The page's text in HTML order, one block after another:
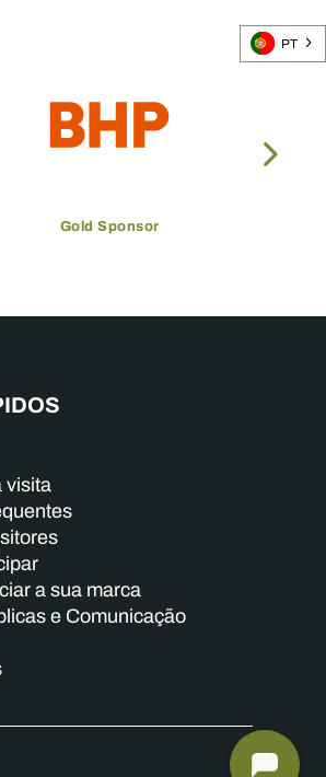
Gold Sponsor
visita
a sua marca
e Comunicação
PT